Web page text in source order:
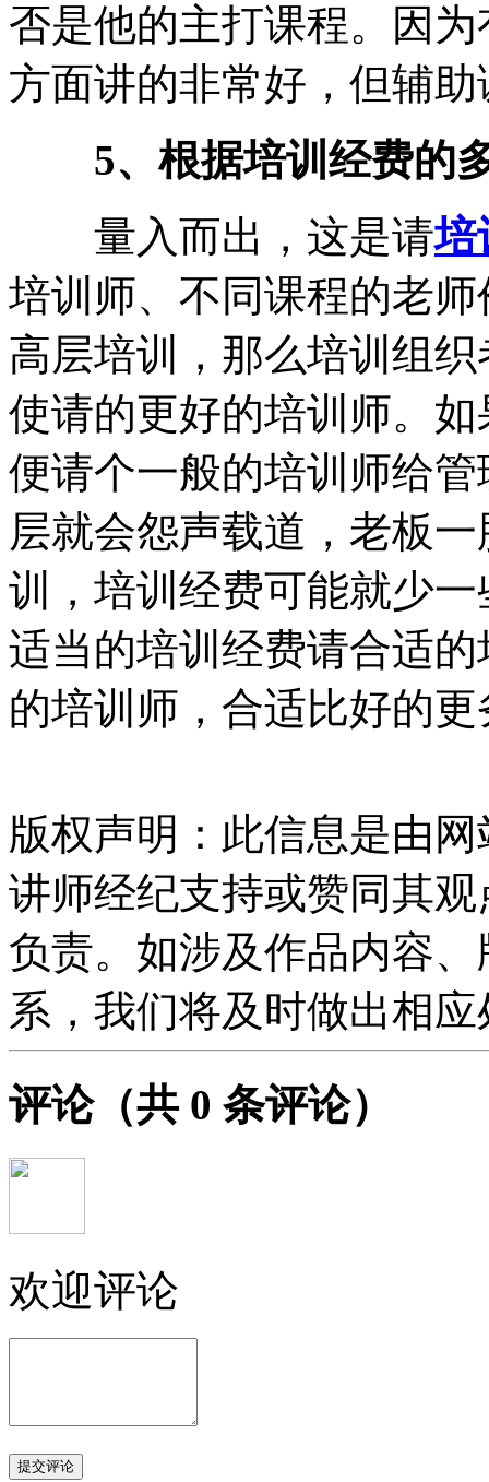
否是他的主打课程。因
方面讲的非常好，但辅
5、根据培训经费的
量入而出，这是请培
培训师、不同课程的老
高层培训，那么培训组
使请的更好的培训师。
便请个一般的培训师给
层就会怨声载道，老板
训，培训经费可能就少
适当的培训经费请合适
的培训师，合适比好的更
版权声明：此信息是由
讲师经纪支持或赞同其
负责。如涉及作品内容
系，我们将及时做出相
评论（共 0 条评论）
欢迎评论